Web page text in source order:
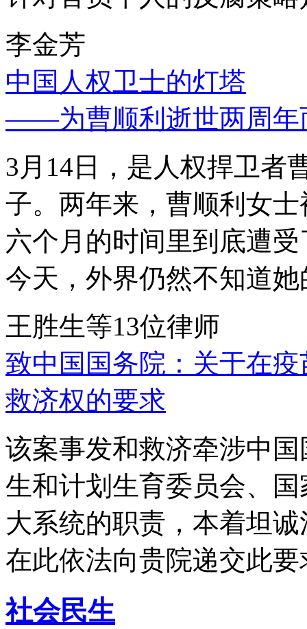
李金芳
中国人权卫士的灯塔
——为曹顺利逝世两周年
3月14日，是人权捍卫者
子。两年来，曹顺利女
六个月的时间里到底遭
今天，外界仍然不知道
王胜生等13位律师
致中国国务院：关于在
救济权的要求
该案事发和救济牵涉中
生和计划生育委员会、
大系统的职责，本着坦
在此依法向贵院递交此要
社会民生